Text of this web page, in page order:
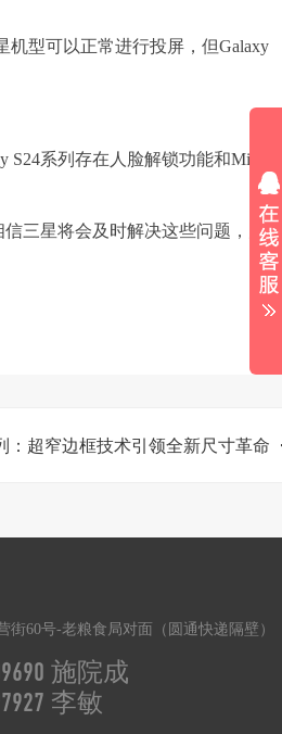
型可以正常进行投屏，但Galaxy
系列存在人脸解锁功能和Miracast
三星将会及时解决这些问题，为用
：超窄边框技术引领全新尺寸革命
街60号-老粮食局对面（圆通快递隔壁）
施院成
李敏